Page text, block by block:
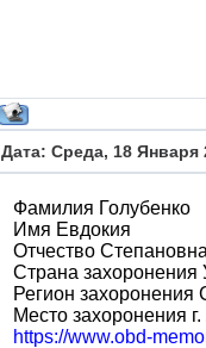
Дата: Среда, 18
Фамилия Голубенко
Имя Евдокия
Отчество Степановна
Страна захоронения
Регион захоронения
Место захоронения
https://www.obd-